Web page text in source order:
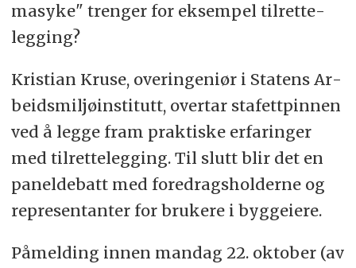
ma­sy­ke" tren­ger for eks­em­pel til­ret­te­
leg­ging?
Kris­ti­an Kru­se, over­in­gen­iør i Sta­tens Ar­
beids­mil­jø­in­sti­tutt, over­tar sta­fett­pin­nen
ved å leg­ge fram prak­tis­ke er­fa­rin­ger
med til­ret­te­leg­ging. Til slutt blir det en
pa­nel­de­batt med fore­drags­hol­der­ne og
re­pre­sen­tan­ter for bru­ke­re i bygg­ei­ere.
På­mel­ding in­nen man­dag 22. ok­to­ber (av